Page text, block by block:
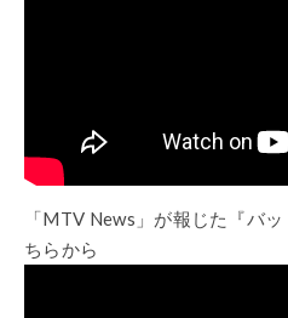
「MTV News」が報じた『バ
ちらから